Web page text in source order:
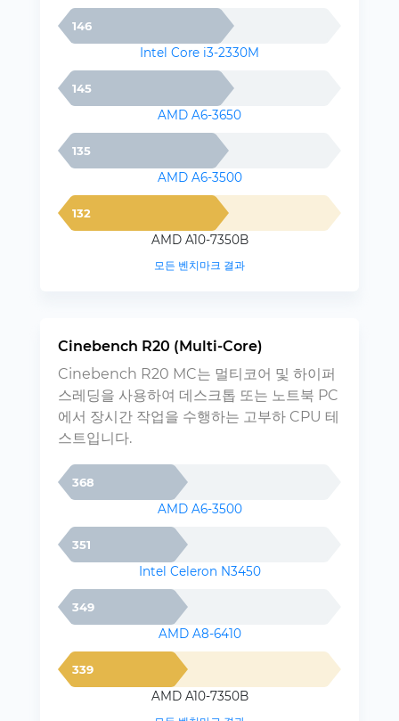
146
Intel Core i3-2330M
145
AMD A6-3650
135
AMD A6-3500
132
AMD A10-7350B
모든 벤치마크 결과
Cinebench R20 (Multi-Core)
Cinebench R20 MC는 멀티코어 및 하이퍼
스레딩을 사용하여 데스크톱 또는 노트북 PC
에서 장시간 작업을 수행하는 고부하 CPU 테
스트입니다.
368
AMD A6-3500
351
Intel Celeron N3450
349
AMD A8-6410
339
AMD A10-7350B